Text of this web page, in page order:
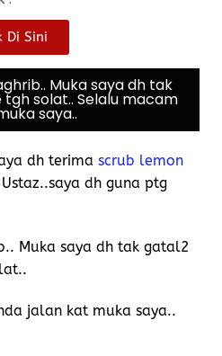
Di Sini
Muka saya dh tak
tgh solat.. Selalu macam
saya..
dh terima scrub lemon
dh guna ptg
Muka saya dh tak gatal2
jalan kat muka saya..